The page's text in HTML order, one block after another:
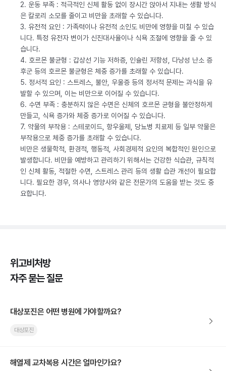
2. 운동 부족 : 적극적인 신체 활동 없이 장시간 앉아서 지내는 생활 방식
은 칼로리 소모를 줄이고 비만을 초래할 수 있습니다.
3. 유전적 요인 : 가족력이나 유전적 소인도 비만에 영향을 미칠 수 있습
니다. 특정 유전자 변이가 신진대사율이나 식욕 조절에 영향을 줄 수 있
습니다.
4. 호르몬 불균형 : 갑상선 기능 저하증, 인슐린 저항성, 다낭성 난소 증
후군 등의 호르몬 불균형은 체중 증가를 초래할 수 있습니다.
5. 정서적 요인 : 스트레스, 불안, 우울증 등의 정서적 문제는 과식을 유
발할 수 있으며, 이는 비만으로 이어질 수 있습니다.
6. 수면 부족 : 충분하지 않은 수면은 신체의 호르몬 균형을 불안정하게
만들고, 식욕 증가와 체중 증가로 이어질 수 있습니다.
7. 약물의 부작용 : 스테로이드, 항우울제, 당뇨병 치료제 등 일부 약물은
부작용으로 체중 증가를 초래할 수 있습니다.
비만은 생물학적, 환경적, 행동적, 사회경제적 요인의 복합적인 원인으로
발생합니다. 비만을 예방하고 관리하기 위해서는 건강한 식습관, 규칙적
인 신체 활동, 적절한 수면, 스트레스 관리 등의 생활 습관 개선이 필요합
니다. 필요한 경우, 의사나 영양사와 같은 전문가의 도움을 받는 것도 중
요합니다.
위고비처방
자주 묻는 질문
대상포진은 어떤 병원에 가야할까요?
대상포진
해열제 교차복용 시간은 얼마인가요?